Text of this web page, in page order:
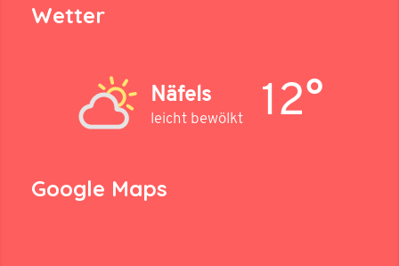
Wetter
Näfels
leicht bewölkt 12°
Google Maps